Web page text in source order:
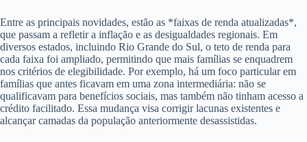
Entre as principais novidades, estão as *faixas de renda atualizadas*,
que passam a refletir a inflação e as desigualdades regionais. Em
diversos estados, incluindo Rio Grande do Sul, o teto de renda para
cada faixa foi ampliado, permitindo que mais famílias se enquadrem
nos critérios de elegibilidade. Por exemplo, há um foco particular em
famílias que antes ficavam em uma zona intermediária: não se
qualificavam para benefícios sociais, mas também não tinham acesso a
crédito facilitado. Essa mudança visa corrigir lacunas existentes e
alcançar camadas da população anteriormente desassistidas.